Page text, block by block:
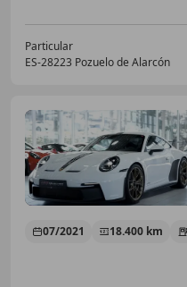
Particular
ES-28223 Pozuelo de Alarcón
07/2021 18.400 km